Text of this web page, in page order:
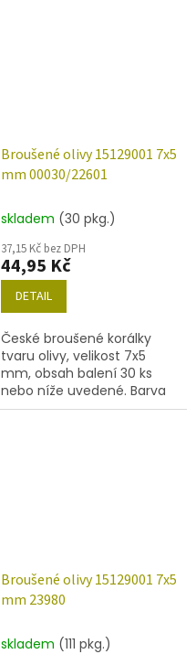
Broušené olivy 15129001 7x5
mm 00030/22601
skladem (30 pkg.)
37,15 Kč bez DPH
44,95 Kč
DETAIL
České broušené korálky
tvaru olivy, velikost 7x5
mm, obsah balení 30 ks
nebo níže uvedené. Barva
křišťál s dekorem 22601
Broušené olivy 15129001 7x5
mm 23980
skladem (111 pkg.)